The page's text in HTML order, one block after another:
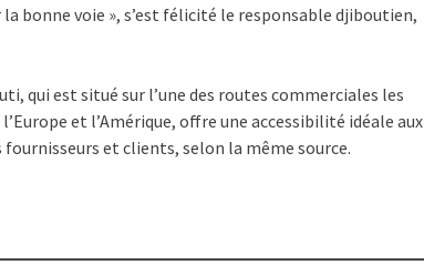
bonne voie », s’est félicité le responsable djiboutien,
qui est situé sur l’une des routes commerciales les
et l’Amérique, offre une accessibilité idéale aux
et clients, selon la même source.